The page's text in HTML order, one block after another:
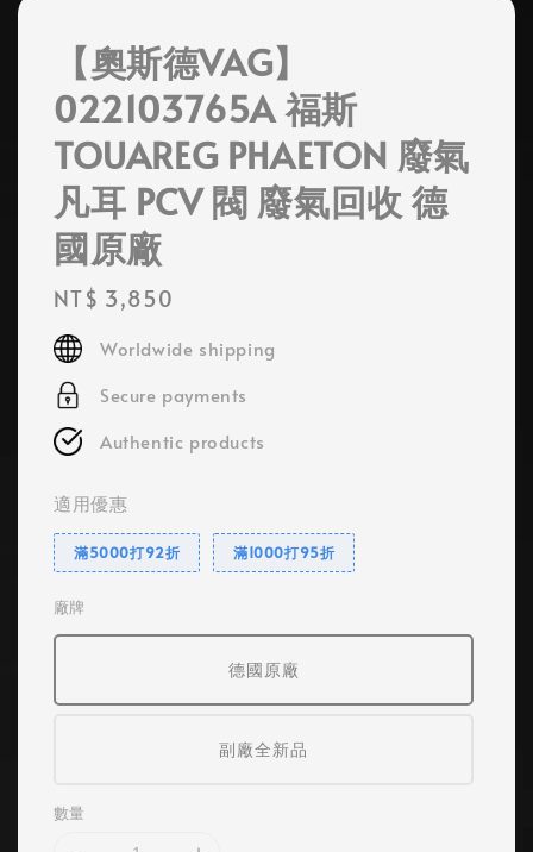
【奧斯德VAG】
022103765A 福斯
TOUAREG PHAETON 廢氣
凡耳 PCV 閥 廢氣回收 德
國原廠
Regular
price
NT$ 3,850
Worldwide shipping
Secure payments
Authentic products
適用優惠
滿5000打92折 滿1000打95折
廠牌
德國原廠
副廠全新品
數量